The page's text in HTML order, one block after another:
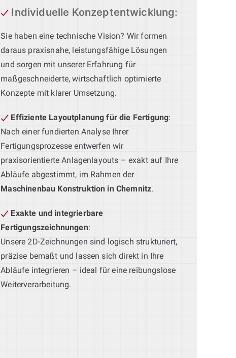
Individuelle Konzeptentwicklung:
Sie haben eine technische Vision? Wir formen
daraus praxisnahe, leistungsfähige Lösungen
und sorgen mit unserer Erfahrung für
maßgeschneiderte, wirtschaftlich optimierte
Konzepte mit klarer Umsetzung.
Effiziente Layoutplanung für die Fertigung:
Nach einer fundierten Analyse Ihrer
Fertigungsprozesse entwerfen wir
praxisorientierte Anlagenlayouts – exakt auf Ihre
Abläufe abgestimmt, im Rahmen der
Maschinenbau Konstruktion in Chemnitz.
Exakte und integrierbare
Fertigungszeichnungen:
Unsere 2D-Zeichnungen sind logisch strukturiert,
präzise bemaßt und lassen sich direkt in Ihre
Abläufe integrieren – ideal für eine reibungslose
Weiterverarbeitung.